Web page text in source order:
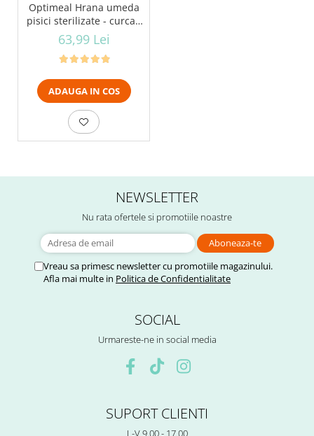
Optimeal Hrana umeda
pisici sterilizate - curcan
si pui in sos, set
12*0,085kg
63,99 Lei
ADAUGA IN COS
NEWSLETTER
Nu rata ofertele si promotiile noastre
Vreau sa primesc newsletter cu promotiile magazinului.
Afla mai multe in Politica de Confidentialitate
SOCIAL
Urmareste-ne in social media
SUPORT CLIENTI
L-V 9.00 - 17.00